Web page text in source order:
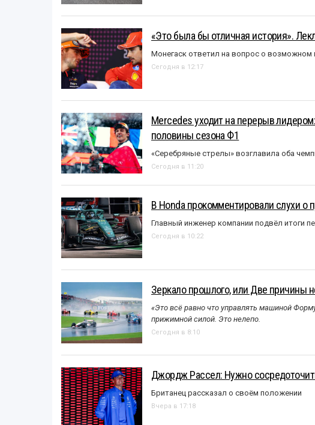
«Это была бы отличная история».
Монегаск ответил на вопрос о возможном
Сегодня в 12:17
Mercedes уходит на перерыв
половины сезона Ф1
«Серебряные стрелы» возглавила оба
Сегодня в 11:20
В Honda прокомментировали слухи о
Главный инженер компании подвёл итоги
Сегодня в 10:22
Зеркало прошлого, или Две причины
«Это всё равно что управлять машиной
прижимной силой. Это нелепо.
Сегодня в 8:10
Джордж Рассел: Нужно
Британец рассказал о своём положении
Вчера в 17:18